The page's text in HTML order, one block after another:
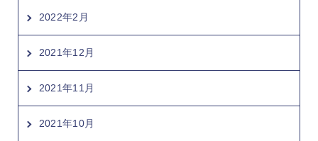
2022年2月
2021年12月
2021年11月
2021年10月